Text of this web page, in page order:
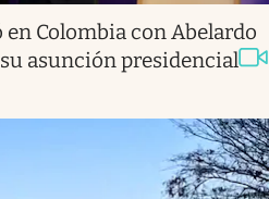
Colombia con Abelardo
asunción presidencial